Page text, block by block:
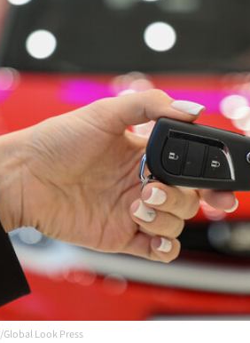
Look Press